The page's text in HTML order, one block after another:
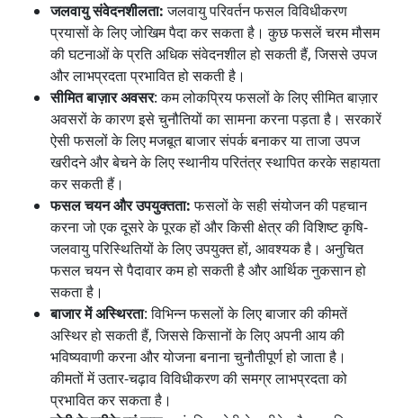
जलवायु संवेदनशीलता:जलवायु परिवर्तन फसल विविधीकरण
प्रयासों के लिए जोखिम पैदा कर सकता है। कुछ फसलें चरम मौसम
की घटनाओं के प्रति अधिक संवेदनशील हो सकती हैं, जिससे उपज
और लाभप्रदता प्रभावित हो सकती है।
सीमित बाज़ार अवसर: कम लोकप्रिय फसलों के लिए सीमित बाज़ार
अवसरों के कारण इसे चुनौतियों का सामना करना पड़ता है। सरकारें
ऐसी फसलों के लिए मजबूत बाजार संपर्क बनाकर या ताजा उपज
खरीदने और बेचने के लिए स्थानीय परितंत्र स्थापित करके सहायता
कर सकती हैं।
फसल चयन और उपयुक्तता:फसलों के सही संयोजन की पहचान
करना जो एक दूसरे के पूरक हों और किसी क्षेत्र की विशिष्ट कृषि-
जलवायु परिस्थितियों के लिए उपयुक्त हों, आवश्यक है। अनुचित
फसल चयन से पैदावार कम हो सकती है और आर्थिक नुकसान हो
सकता है।
बाजार में अस्थिरता: विभिन्न फसलों के लिए बाजार की कीमतें
अस्थिर हो सकती हैं, जिससे किसानों के लिए अपनी आय की
भविष्यवाणी करना और योजना बनाना चुनौतीपूर्ण हो जाता है।
कीमतों में उतार-चढ़ाव विविधीकरण की समग्र लाभप्रदता को
प्रभावित कर सकता है।